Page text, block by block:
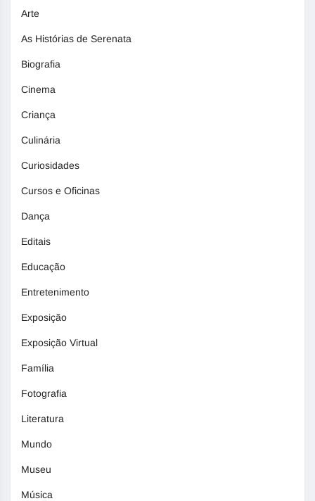
Arte
As Histórias de Serenata
Biografia
Cinema
Criança
Culinária
Curiosidades
Cursos e Oficinas
Dança
Editais
Educação
Entretenimento
Exposição
Exposição Virtual
Família
Fotografia
Literatura
Mundo
Museu
Música